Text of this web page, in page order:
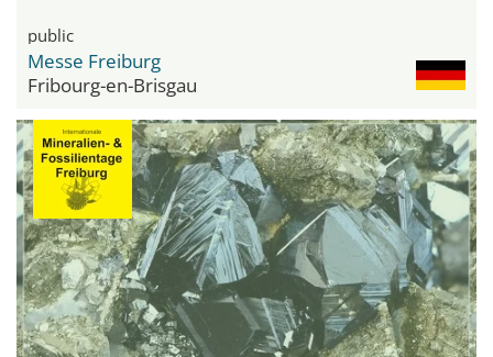
public
Messe Freiburg
Fribourg-en-Brisgau